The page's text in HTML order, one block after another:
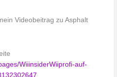
Videobeitrag zu Asphalt
WiiinsiderWiiprofi-auf-